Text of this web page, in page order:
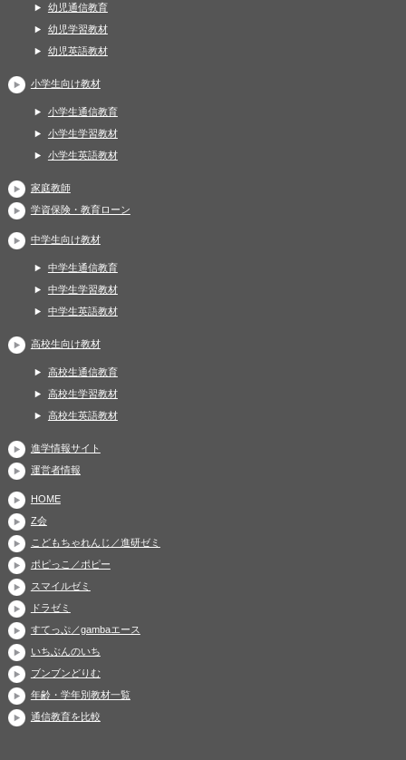
幼児通信教育
幼児学習教材
幼児英語教材
小学生向け教材
小学生通信教育
小学生学習教材
小学生英語教材
家庭教師
学資保険・教育ローン
中学生向け教材
中学生通信教育
中学生学習教材
中学生英語教材
高校生向け教材
高校生通信教育
高校生学習教材
高校生英語教材
進学情報サイト
運営者情報
HOME
Z会
こどもちゃれんじ／進研ゼミ
ポピっこ／ポピー
スマイルゼミ
ドラゼミ
すてっぷ／gambaエース
いちぶんのいち
ブンブンどりむ
年齢・学年別教材一覧
通信教育を比較